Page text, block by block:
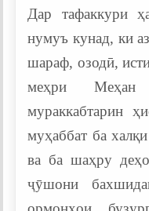
Дар тафаккури
нумуъ кунад, ки
шараф, озодӣ,
меҳри Меҳан
мураккабтарин
муҳаббат ба
ва ба шаҳру
ҷӯшони